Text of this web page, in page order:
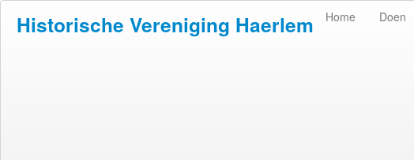
Historische Vereniging Haerlem Home Doen